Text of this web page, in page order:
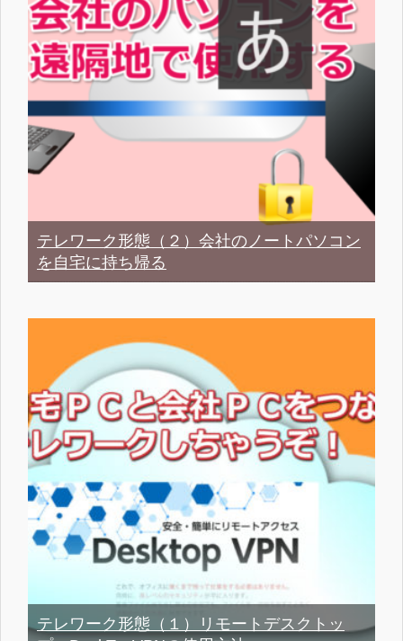
テレワーク形態（２）会社のノートパソコン
を自宅に持ち帰る
テレワーク形態（１）リモートデスクトッ